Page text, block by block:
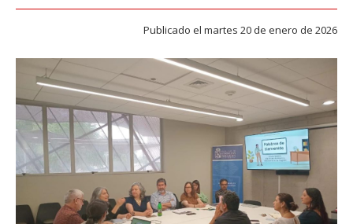
Publicado el martes 20 de enero de 2026